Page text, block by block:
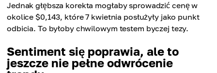
Jednak głębsza korekta mogłaby sprowadzić cenę w
okolice $0,143, które 7 kwietnia posłużyły jako punkt
odbicia. To byłoby chwilowym testem byczej tezy.
Sentiment się poprawia, ale to
jeszcze nie pełne odwrócenie